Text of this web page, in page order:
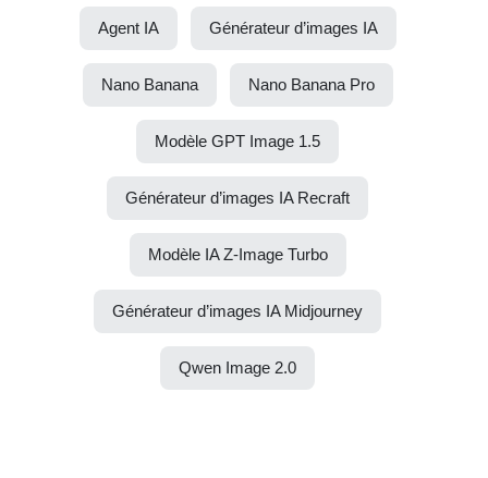
Agent IA Générateur d’images IA
Nano Banana Nano Banana Pro
Modèle GPT Image 1.5
Générateur d’images IA Recraft
Modèle IA Z-Image Turbo
Générateur d’images IA Midjourney
Qwen Image 2.0